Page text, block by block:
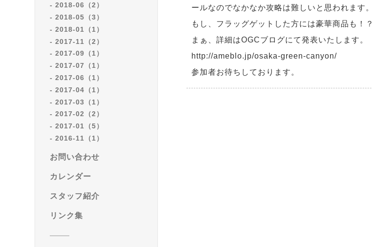
2018-06（2）
2018-05（3）
2018-01（1）
2017-11（2）
2017-09（1）
2017-07（1）
2017-06（1）
2017-04（1）
2017-03（1）
2017-02（2）
2017-01（5）
2016-11（1）
お問い合わせ
カレンダー
スタッフ紹介
リンク集
ールなのでなかなか攻略は難しいと思われます。
もし、フラッグゲットした方には豪華商品も！？
まぁ、詳細はOGCブログにて発表いたします。
http://ameblo.jp/osaka-green-canyon/
参加者お待ちしております。